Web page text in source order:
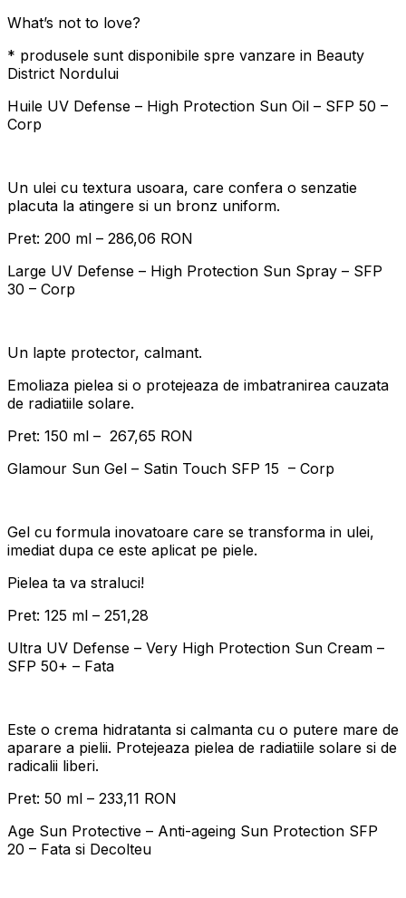
What’s not to love?
* produsele sunt disponibile spre vanzare in Beauty
District Nordului
Huile UV Defense – High Protection Sun Oil – SFP 50 –
Corp
Un ulei cu textura usoara, care confera o senzatie
placuta la atingere si un bronz uniform.
Pret: 200 ml – 286,06 RON
Large UV Defense – High Protection Sun Spray – SFP
30 – Corp
Un lapte protector, calmant.
Emoliaza pielea si o protejeaza de imbatranirea cauzata
de radiatiile solare.
Pret: 150 ml – 267,65 RON
Glamour Sun Gel – Satin Touch SFP 15 – Corp
Gel cu formula inovatoare care se transforma in ulei,
imediat dupa ce este aplicat pe piele.
Pielea ta va straluci!
Pret: 125 ml – 251,28
Ultra UV Defense – Very High Protection Sun Cream –
SFP 50+ – Fata
Este o crema hidratanta si calmanta cu o putere mare de
aparare a pielii. Protejeaza pielea de radiatiile solare si de
radicalii liberi.
Pret: 50 ml – 233,11 RON
Age Sun Protective – Anti-ageing Sun Protection SFP
20 – Fata si Decolteu